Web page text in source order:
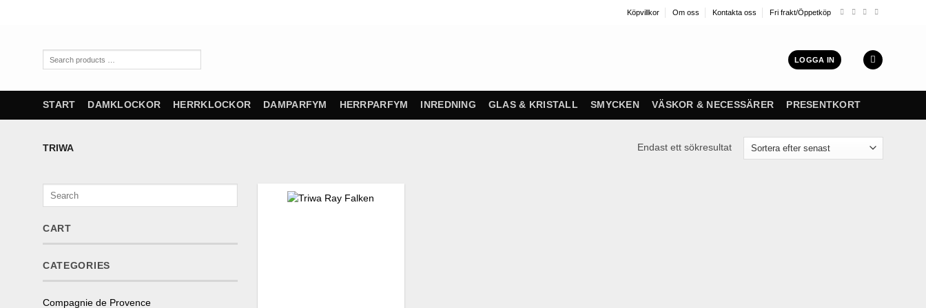
Köpvillkor Om oss Kontakta oss Fri frakt/Öppetköp
LOGGA IN
START DAMKLOCKOR HERRKLOCKOR DAMPARFYM HERRPARFYM INREDNING GLAS & KRISTALL SMYCKEN VÄSKOR & NECESSÄRER PRESENTKORT
TRIWA Endast ett sökresultat
CART
CATEGORIES
Compagnie de Provence
Finns i lager!